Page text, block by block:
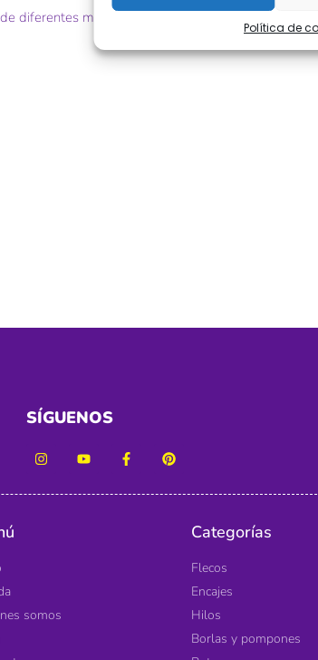
Política de
diferentes medidas ideal para decorar toda
SÍGUENOS
somos
Categorías
Flecos
Encajes
Hilos
Borlas y pompones